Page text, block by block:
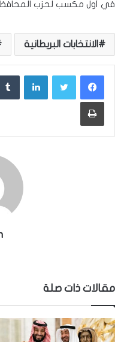
في أول مكسب لحزب
الانتخابات البريطانية
لينكدإن
طباعة
مقالات ذات صلة